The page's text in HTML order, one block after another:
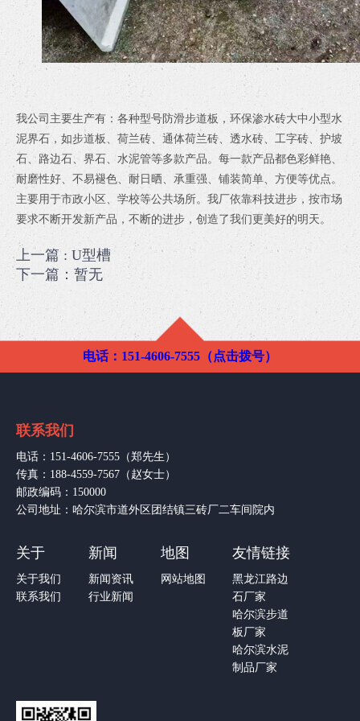
我公司主要生产有：各种型号防滑步道板，环保渗水砖大中小型水
泥界石，如步道板、荷兰砖、通体荷兰砖、透水砖、工字砖、护坡
石、路边石、界石、水泥管等多款产品。每一款产品都色彩鲜艳、
耐磨性好、不易褪色、耐日晒、承重强、铺装简单、方便等优点。
主要用于市政小区、学校等公共场所。我厂依靠科技进步，按市场
要求不断开发新产品，不断的进步，创造了我们更美好的明天。
上一篇 : U型槽
下一篇：暂无
电话：151-4606-7555（点击拨号）
联系我们
电话：151-4606-7555（郑先生）
传真：188-4559-7567（赵女士）
邮政编码：150000
公司地址：哈尔滨市道外区团结镇三砖厂二车间院内
关于
关于我们
联系我们
新闻
新闻资讯
行业新闻
地图
网站地图
友情链接
黑龙江路边
石厂家
哈尔滨步道
板厂家
哈尔滨水泥
制品厂家